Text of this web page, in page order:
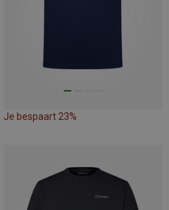
Je bespaart 23%